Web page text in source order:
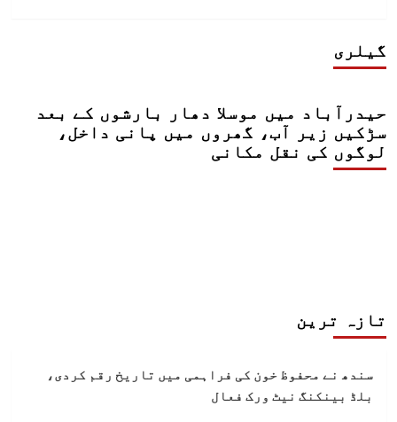
تُنیو
سپرد
خاک
گیلری
حیدرآباد میں موسلا دھار بارشوں کے بعد
سڑکیں زیر آب، گھروں میں پانی داخل،
لوگوں کی نقل مکانی
تازہ ترین
سندھ نے محفوظ خون کی فراہمی میں تاریخ رقم کردی،
بلڈ بینکنگ نیٹ ورک فعال